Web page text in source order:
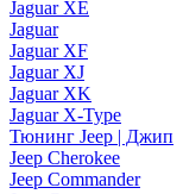
Jaguar XE
Jaguar
Jaguar XF
Jaguar XJ
Jaguar XK
Jaguar X-Type
Тюнинг Jeep | Джип
Jeep Cherokee
Jeep Commander